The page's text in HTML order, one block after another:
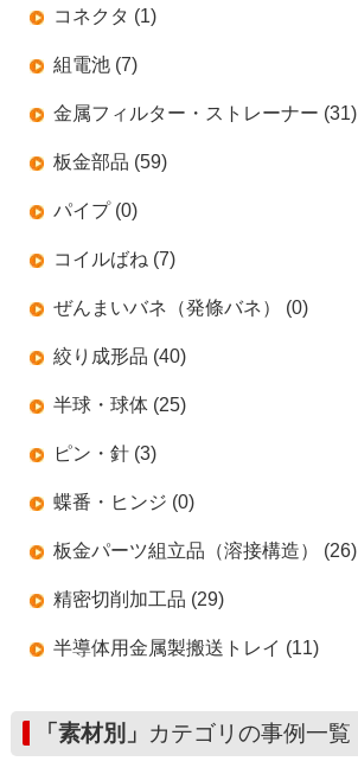
コネクタ (1)
組電池 (7)
金属フィルター・ストレーナー (31)
板金部品 (59)
パイプ (0)
コイルばね (7)
ぜんまいバネ（発條バネ） (0)
絞り成形品 (40)
半球・球体 (25)
ピン・針 (3)
蝶番・ヒンジ (0)
板金パーツ組立品（溶接構造） (26)
精密切削加工品 (29)
半導体用金属製搬送トレイ (11)
「素材別」 カテゴリの事例一覧